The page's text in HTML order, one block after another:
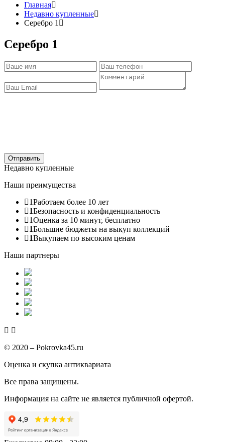
Главная
Недавно купленные
Серебро 1
Серебро 1
Отправить
Недавно купленные
Наши преимущества
1Работаем более 10 лет
1Безопасность и конфиденциальность
1Оценка за 10 минут, бесплатно
1Большие бюджеты на выкуп коллекций
1Выкупаем по высоким ценам
Наши партнеры
© 2020 – Pokrovka45.ru
Оценка и скупка антиквариата
Все права защищены.
Информация на сайте не является публичной офертой.